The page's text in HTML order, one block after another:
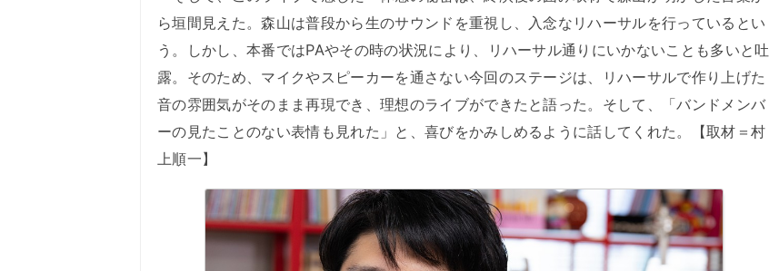
ら垣間見えた。森山は普段から生のサウンドを重視し、入念なリハーサルを行っているとい
う。しかし、本番ではPAやその時の状況により、リハーサル通りにいかないことも多いと吐
露。そのため、マイクやスピーカーを通さない今回のステージは、リハーサルで作り上げた
音の雰囲気がそのまま再現でき、理想のライブができたと語った。そして、「バンドメンバ
ーの見たことのない表情も見れた」と、喜びをかみしめるように話してくれた。【取材＝村
上順一】